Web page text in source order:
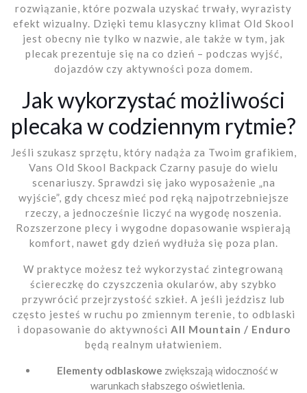
rozwiązanie, które pozwala uzyskać trwały, wyrazisty
efekt wizualny. Dzięki temu klasyczny klimat Old Skool
jest obecny nie tylko w nazwie, ale także w tym, jak
plecak prezentuje się na co dzień – podczas wyjść,
dojazdów czy aktywności poza domem.
Jak wykorzystać możliwości
plecaka w codziennym rytmie?
Jeśli szukasz sprzętu, który nadąża za Twoim grafikiem,
Vans Old Skool Backpack Czarny pasuje do wielu
scenariuszy. Sprawdzi się jako wyposażenie „na
wyjście”, gdy chcesz mieć pod ręką najpotrzebniejsze
rzeczy, a jednocześnie liczyć na wygodę noszenia.
Rozszerzone plecy i wygodne dopasowanie wspierają
komfort, nawet gdy dzień wydłuża się poza plan.
W praktyce możesz też wykorzystać zintegrowaną
ściereczkę do czyszczenia okularów, aby szybko
przywrócić przejrzystość szkieł. A jeśli jeździsz lub
często jesteś w ruchu po zmiennym terenie, to odblaski
i dopasowanie do aktywności All Mountain / Enduro
będą realnym ułatwieniem.
Elementy odblaskowe zwiększają widoczność w
warunkach słabszego oświetlenia.